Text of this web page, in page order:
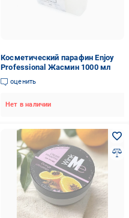
Косметический парафин Enjoy
Professional Жасмин 1000 мл
оценить
Нет в наличии